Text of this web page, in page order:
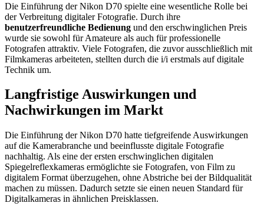
Die Einführung der Nikon D70 spielte eine wesentliche Rolle bei
der Verbreitung digitaler Fotografie. Durch ihre
benutzerfreundliche Bedienung und den erschwinglichen Preis
wurde sie sowohl für Amateure als auch für professionelle
Fotografen attraktiv. Viele Fotografen, die zuvor ausschließlich mit
Filmkameras arbeiteten, stellten durch die i/i erstmals auf digitale
Technik um.
Langfristige Auswirkungen und
Nachwirkungen im Markt
Die Einführung der Nikon D70 hatte tiefgreifende Auswirkungen
auf die Kamerabranche und beeinflusste digitale Fotografie
nachhaltig. Als eine der ersten erschwinglichen digitalen
Spiegelreflexkameras ermöglichte sie Fotografen, von Film zu
digitalem Format überzugehen, ohne Abstriche bei der Bildqualität
machen zu müssen. Dadurch setzte sie einen neuen Standard für
Digitalkameras in ähnlichen Preisklassen.